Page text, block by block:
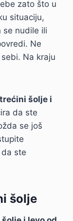
zato što u
situaciju,
se nudile ili
Ne
Na kraju
šolje i
da ste
se još
ste
šolje